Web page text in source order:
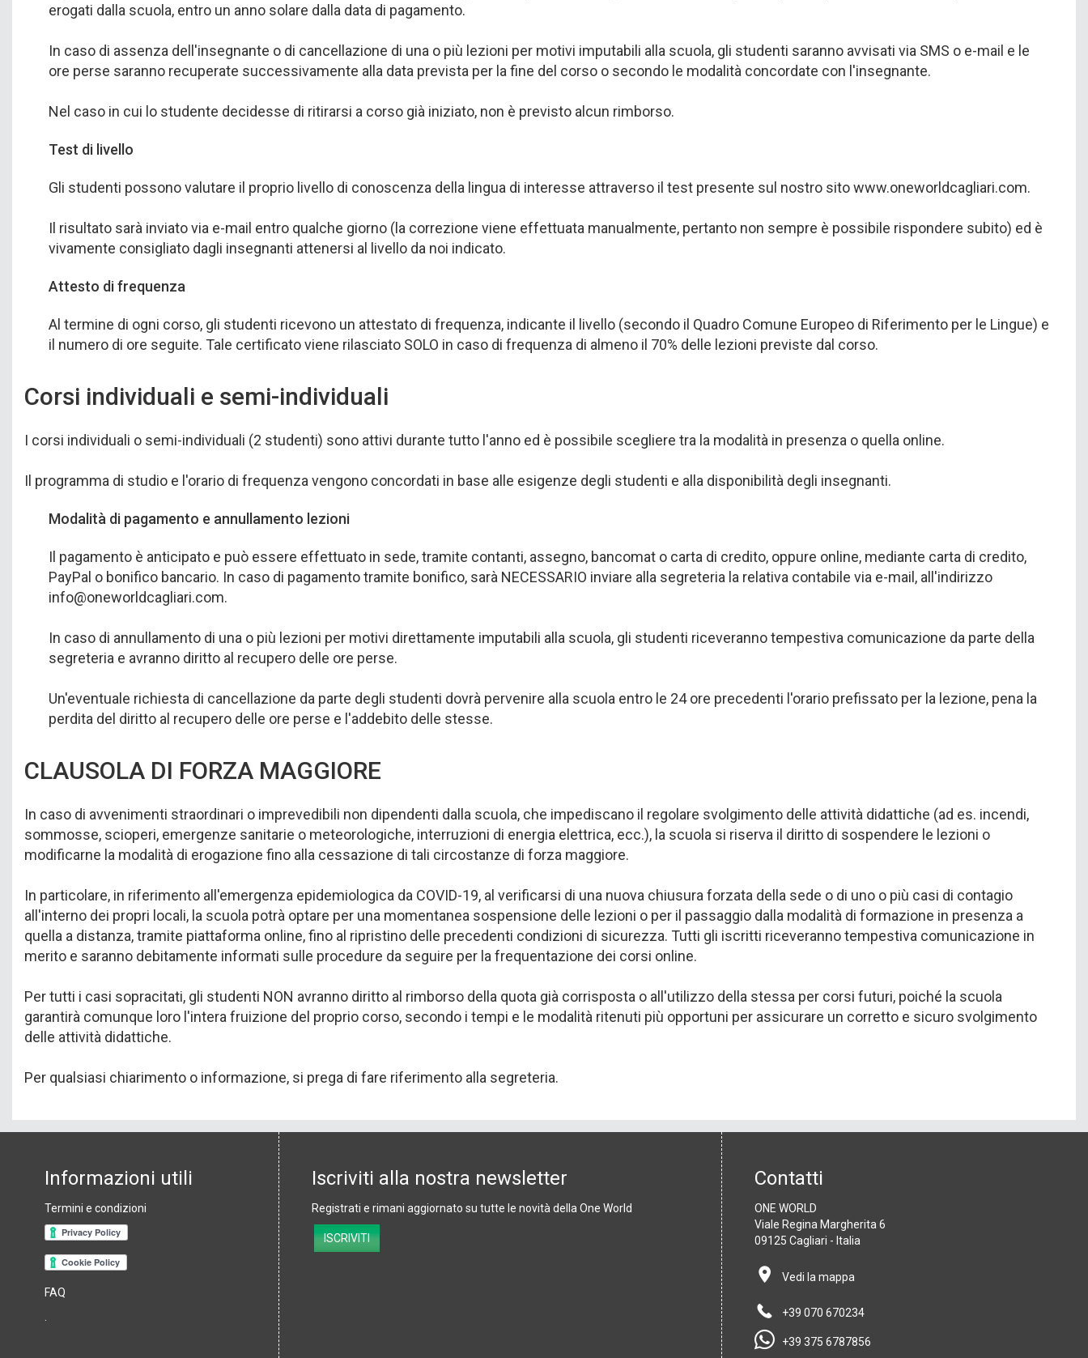
erogati dalla scuola, entro un anno solare dalla data di pagamento.
In caso di assenza dell'insegnante o di cancellazione di una o più lezioni per motivi imputabili alla scuola, gli studenti saranno avvisati via SMS o e-mail e le
ore perse saranno recuperate successivamente alla data prevista per la fine del corso o secondo le modalità concordate con l'insegnante.
Nel caso in cui lo studente decidesse di ritirarsi a corso già iniziato, non è previsto alcun rimborso.
Test di livello
Gli studenti possono valutare il proprio livello di conoscenza della lingua di interesse attraverso il test presente sul nostro sito www.oneworldcagliari.com.
Il risultato sarà inviato via e-mail entro qualche giorno (la correzione viene effettuata manualmente, pertanto non sempre è possibile rispondere subito) ed è
vivamente consigliato dagli insegnanti attenersi al livello da noi indicato.
Attesto di frequenza
Al termine di ogni corso, gli studenti ricevono un attestato di frequenza, indicante il livello (secondo il Quadro Comune Europeo di Riferimento per le Lingue) e
il numero di ore seguite. Tale certificato viene rilasciato SOLO in caso di frequenza di almeno il 70% delle lezioni previste dal corso.
Corsi individuali e semi-individuali
I corsi individuali o semi-individuali (2 studenti) sono attivi durante tutto l'anno ed è possibile scegliere tra la modalità in presenza o quella online.
Il programma di studio e l'orario di frequenza vengono concordati in base alle esigenze degli studenti e alla disponibilità degli insegnanti.
Modalità di pagamento e annullamento lezioni
Il pagamento è anticipato e può essere effettuato in sede, tramite contanti, assegno, bancomat o carta di credito, oppure online, mediante carta di credito,
PayPal o bonifico bancario. In caso di pagamento tramite bonifico, sarà NECESSARIO inviare alla segreteria la relativa contabile via e-mail, all'indirizzo
info@oneworldcagliari.com.
In caso di annullamento di una o più lezioni per motivi direttamente imputabili alla scuola, gli studenti riceveranno tempestiva comunicazione da parte della
segreteria e avranno diritto al recupero delle ore perse.
Un'eventuale richiesta di cancellazione da parte degli studenti dovrà pervenire alla scuola entro le 24 ore precedenti l'orario prefissato per la lezione, pena la
perdita del diritto al recupero delle ore perse e l'addebito delle stesse.
CLAUSOLA DI FORZA MAGGIORE
In caso di avvenimenti straordinari o imprevedibili non dipendenti dalla scuola, che impediscano il regolare svolgimento delle attività didattiche (ad es. incendi,
sommosse, scioperi, emergenze sanitarie o meteorologiche, interruzioni di energia elettrica, ecc.), la scuola si riserva il diritto di sospendere le lezioni o
modificarne la modalità di erogazione fino alla cessazione di tali circostanze di forza maggiore.
In particolare, in riferimento all'emergenza epidemiologica da COVID-19, al verificarsi di una nuova chiusura forzata della sede o di uno o più casi di contagio
all'interno dei propri locali, la scuola potrà optare per una momentanea sospensione delle lezioni o per il passaggio dalla modalità di formazione in presenza a
quella a distanza, tramite piattaforma online, fino al ripristino delle precedenti condizioni di sicurezza. Tutti gli iscritti riceveranno tempestiva comunicazione in
merito e saranno debitamente informati sulle procedure da seguire per la frequentazione dei corsi online.
Per tutti i casi sopracitati, gli studenti NON avranno diritto al rimborso della quota già corrisposta o all'utilizzo della stessa per corsi futuri, poiché la scuola
garantirà comunque loro l'intera fruizione del proprio corso, secondo i tempi e le modalità ritenuti più opportuni per assicurare un corretto e sicuro svolgimento
delle attività didattiche.
Per qualsiasi chiarimento o informazione, si prega di fare riferimento alla segreteria.
Informazioni utili
Termini e condizioni
FAQ
.
Iscriviti alla nostra newsletter
Registrati e rimani aggiornato su tutte le novità della One World
Subscribe
ISCRIVITI
Contatti
ONE WORLD
Viale Regina Margherita 6
09125 Cagliari - Italia
Vedi la mappa
+39 070 670234
+39 375 6787856